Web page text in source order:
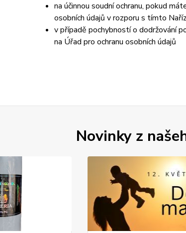
na účinnou soudní ochranu, pokud
osobních údajů v rozporu s tímto
v případě pochybností o dodržování
na Úřad pro ochranu osobních údajů
Novinky z